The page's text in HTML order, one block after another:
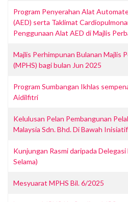
Program Penyerahan Alat
(AED) serta Taklimat
Penggunaan Alat AED di Majlis
Majlis Perhimpunan Bulanan Majlis
(MPHS) bagi bulan Jun 2025
Program Sumbangan Ikhlas
Aidilfitri
Kelulusan Pelan Pembangunan
Malaysia Sdn. Bhd. Di Bawah
Kunjungan Rasmi daripada Delegasi
Selama)
Mesyuarat MPHS Bil. 6/2025